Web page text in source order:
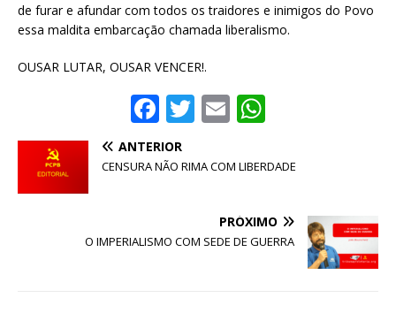
de furar e afundar com todos os traidores e inimigos do Povo
essa maldita embarcação chamada liberalismo.
OUSAR LUTAR, OUSAR VENCER!.
F
a
c
o
T
it
E
ai at
A
p
ANTERIOR
CENSURA NÃO RIMA COM LIBERDADE
PRÓXIMO
O IMPERIALISMO COM SEDE DE GUERRA